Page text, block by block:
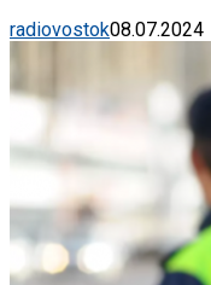
radiovostok08.07.2024